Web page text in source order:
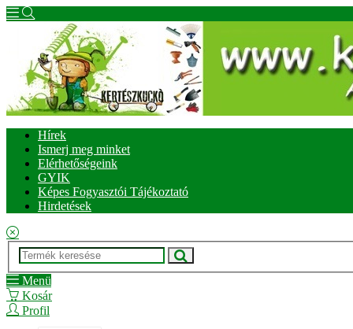
Hírek
Ismerj meg minket
Elérhetőségeink
GYIK
Képes Fogyasztói Tájékoztató
Hirdetések
Menü
Kosár
Profil